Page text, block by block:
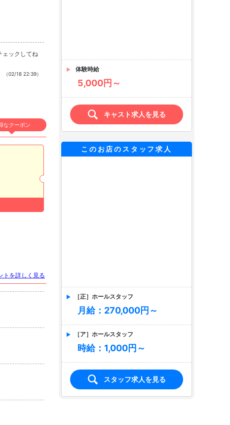
ェックしてね
（02/18 22:39）
なクーポン
トを詳しく見る
キャスト求人を見る
このお店のスタッフ求人
時給：1,000円～
CLUB AI
アイ